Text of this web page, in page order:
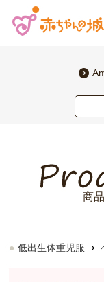
商
低出生体重児服 ›